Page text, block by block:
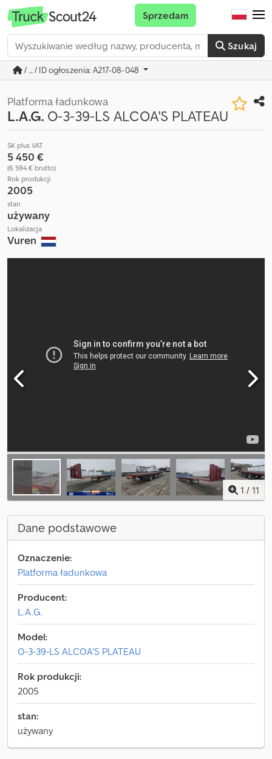
Szukaj
Sprzedam
/ ... / ID ogłoszenia: A217-08-048
Platforma ładunkowa
L.A.G. O-3-39-LS ALCOA'S PLATEAU
SK plus VAT
5 450 €
(6 594 € brutto)
Rok produkcji
2005
stan
używany
Lokalizacja
Vuren
1 / 11
Dane podstawowe
Oznaczenie:
Platforma ładunkowa
Producent:
L.A.G.
Model:
O-3-39-LS ALCOA'S PLATEAU
Rok produkcji:
2005
stan:
używany